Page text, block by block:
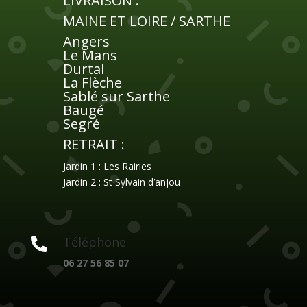
MAINE ET LOIRE / SARTHE
Angers
Le Mans
Durtal
La Flèche
Sablé sur Sarthe
Baugé
Segré
RETRAIT :
Jardin 1 : Les Rairies
Jardin 2 : St Sylvain d’anjou
 Téléphone
06 27 56 85 07